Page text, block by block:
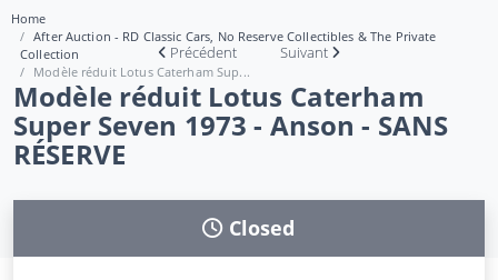
Home
After Auction - RD Classic Cars, No Reserve Collectibles & The Private
Collection
Modèle réduit Lotus Caterham Sup...
Précédent Suivant
Modèle réduit Lotus Caterham
Super Seven 1973 - Anson - SANS
RÉSERVE
Closed